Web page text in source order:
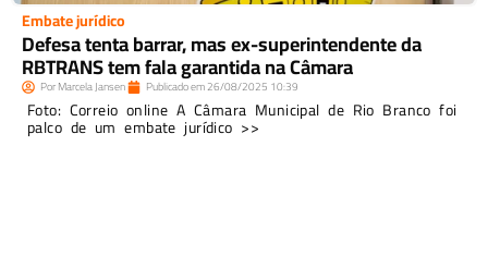
Embate jurídico
Defesa tenta barrar, mas ex-superintendente da
RBTRANS tem fala garantida na Câmara
PorMarcela Jansen Publicado em26/08/2025 10:39
Foto: Correio online A Câmara Municipal de Rio Branco foi
palco de um embate jurídico >>